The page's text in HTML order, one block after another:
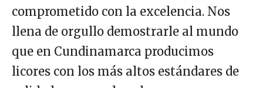
comprometido con la excelencia. Nos
llena de orgullo demostrarle al mundo
que en Cundinamarca producimos
licores con los más altos estándares de